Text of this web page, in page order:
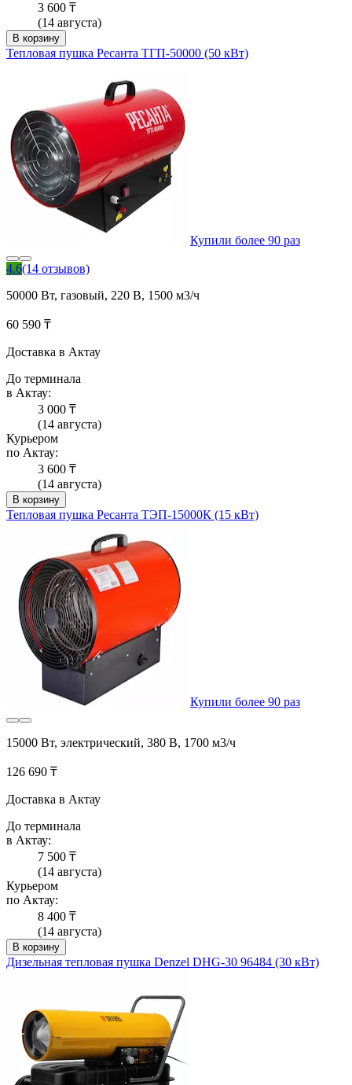
3 600 ₸
(14 августа)
В корзину
Тепловая пушка Ресанта ТГП-50000 (50 кВт)
Купили более 90 раз
4.6(14 отзывов)
50000 Вт, газовый, 220 В, 1500 м3/ч
60 590 ₸
Доставка в Актау
До терминала
в Актау:
3 000 ₸
(14 августа)
Курьером
по Актау:
3 600 ₸
(14 августа)
В корзину
Тепловая пушка Ресанта ТЭП-15000К (15 кВт)
Купили более 90 раз
15000 Вт, электрический, 380 В, 1700 м3/ч
126 690 ₸
Доставка в Актау
До терминала
в Актау:
7 500 ₸
(14 августа)
Курьером
по Актау:
8 400 ₸
(14 августа)
В корзину
Дизельная тепловая пушка Denzel DHG-30 96484 (30 кВт)